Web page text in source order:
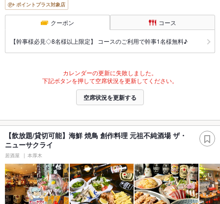
ポイントプラス対象店
クーポン コース
【幹事様必見◇8名様以上限定】 コースのご利用で幹事1名様無料♪
カレンダーの更新に失敗しました。
下記ボタンを押して空席状況を更新してください。
空席状況を更新する
【飲放題/貸切可能】海鮮 焼鳥 創作料理 元祖不純酒場 ザ・
ニューサクライ
居酒屋 本厚木